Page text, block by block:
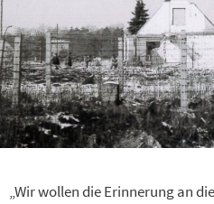
„Wir wollen die Erinnerung an